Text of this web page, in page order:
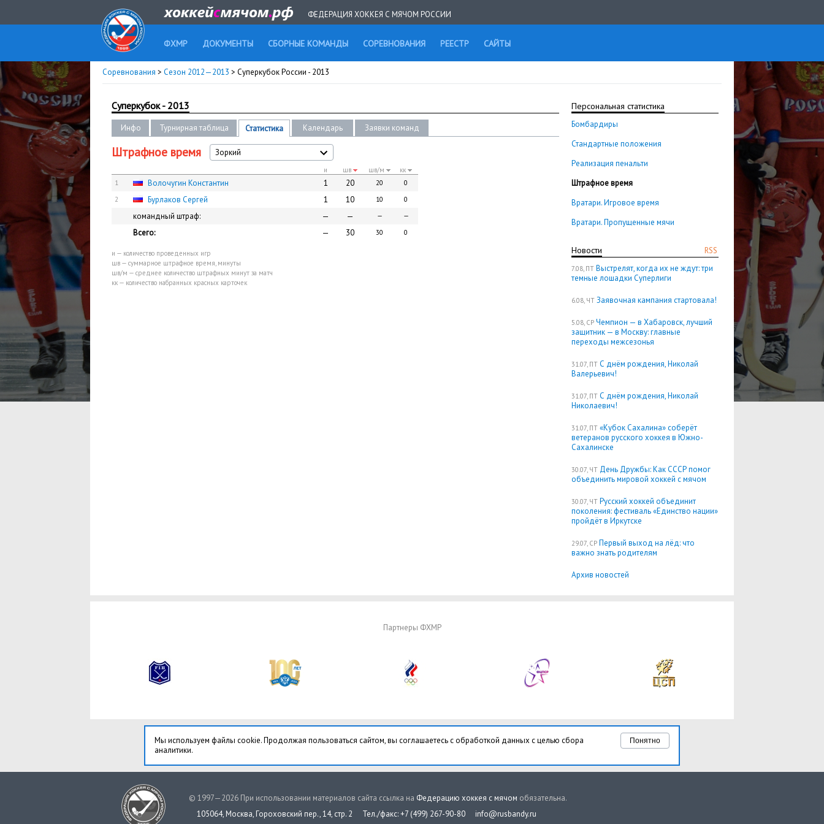
ФЕДЕРАЦИЯ ХОККЕЯ С МЯЧОМ РОССИИ
ФХМР ДОКУМЕНТЫ СБОРНЫЕ КОМАНДЫ СОРЕВНОВАНИЯ РЕЕСТР САЙТЫ
Соревнования > Сезон 2012—2013 > Суперкубок России - 2013
Персональная статистика
Бомбардиры
Стандартные положения
Реализация пенальти
Штрафное время
Вратари. Игровое время
Вратари. Пропущенные мячи
RSS
Новости
7.08, ПТ Выстрелят, когда их не ждут: три
темные лошадки Суперлиги
6.08, ЧТ Заявочная кампания стартовала!
5.08, СР Чемпион — в Хабаровск, лучший
защитник — в Москву: главные
переходы межсезонья
31.07, ПТ С днём рождения, Николай
Валерьевич!
31.07, ПТ С днём рождения, Николай
Николаевич!
31.07, ПТ «Кубок Сахалина» соберёт
ветеранов русского хоккея в Южно-
Сахалинске
30.07, ЧТ День Дружбы: Как СССР помог
объединить мировой хоккей с мячом
30.07, ЧТ Русский хоккей объединит
поколения: фестиваль «Единство нации»
пройдёт в Иркутске
29.07, СР Первый выход на лёд: что
важно знать родителям
Архив новостей
Суперкубок - 2013
Инфо Турнирная таблица Статистика Календарь Заявки команд
Штрафное время Зоркий
и шв шв/м
кк
1
Волочугин Константин 1 20 20
0
2
Бурлаков Сергей 1 10 10 0
командный штраф: — — — —
Всего: — 30 30 0
и — количество проведенных игр
шв — суммарное штрафное время, минуты
шв/м — среднее количество штрафных минут за матч
кк — количество набранных красных карточек
Партнеры ФХМР
Понятно
Мы используем файлы cookie. Продолжая пользоваться сайтом, вы соглашаетесь с обработкой данных с целью сбора
аналитики.
© 1997—2026 При использовании материалов сайта ссылка на Федерацию хоккея с мячом обязательна.
105064, Москва, Гороховский пер., 14, стр. 2
Тел./факс: +7 (499) 267-90-80 info@rusbandy.ru